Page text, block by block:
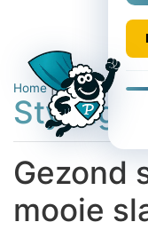
Home|Stylingsadvies
Gezond
mooie